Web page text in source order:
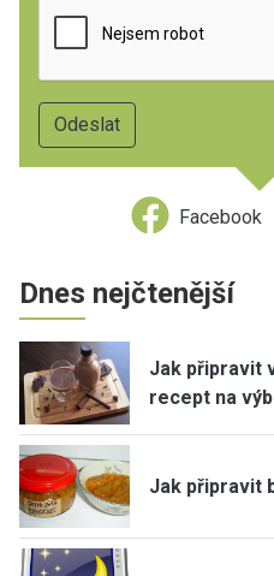
Facebook
Dnes nejčtenější
Jak připravit
recept na
Jak připravit